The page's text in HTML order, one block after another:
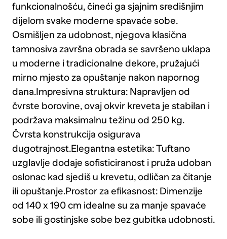
funkcionalnošću, čineći ga sjajnim središnjim
dijelom svake moderne spavaće sobe.
Osmišljen za udobnost, njegova klasična
tamnosiva završna obrada se savršeno uklapa
u moderne i tradicionalne dekore, pružajući
mirno mjesto za opuštanje nakon napornog
dana.Impresivna struktura: Napravljen od
čvrste borovine, ovaj okvir kreveta je stabilan i
podržava maksimalnu težinu od 250 kg.
Čvrsta konstrukcija osigurava
dugotrajnost.Elegantna estetika: Tuftano
uzglavlje dodaje sofisticiranost i pruža udoban
oslonac kad sjediš u krevetu, odličan za čitanje
ili opuštanje.Prostor za efikasnost: Dimenzije
od 140 x 190 cm idealne su za manje spavaće
sobe ili gostinjske sobe bez gubitka udobnosti.